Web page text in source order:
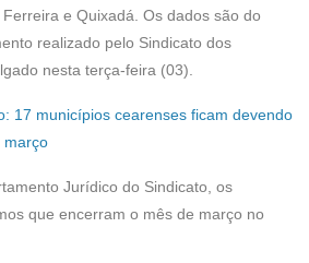
e Quixadá. Os dados são do
realizado pelo Sindicato dos
nesta terça-feira (03).
17 municípios cearenses ficam devendo
março
Jurídico do Sindicato, os
que encerram o mês de março no